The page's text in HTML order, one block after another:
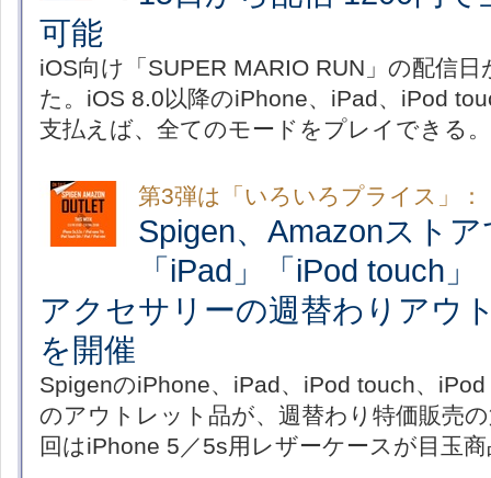
可能
iOS向け「SUPER MARIO RUN」の配信
た。iOS 8.0以降のiPhone、iPad、iPod
支払えば、全てのモードをプレイできる。
第3弾は「いろいろプライス」：
Spigen、Amazonスト
「iPad」「iPod touch
アクセサリーの週替わりアウ
を開催
SpigenのiPhone、iPad、iPod touch、
のアウトレット品が、週替わり特価販売
回はiPhone 5／5s用レザーケースが目玉